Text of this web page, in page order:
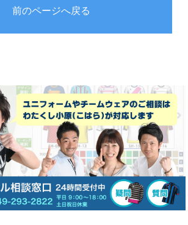
前のページへ戻る